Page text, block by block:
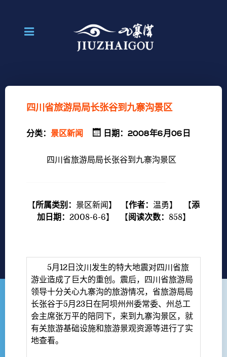
四川省旅游局局长张谷到九寨沟景区
分类： 景区新闻 日期：2008年6月06日
四川省旅游局局长张谷到九寨沟景区
【所属类别： 景区新闻 】 【作者： 温勇】 【添
加日期： 2008-6-6】 【阅读次数： 858】
5月12日汶川发生的特大地震对四川省旅
游业造成了巨大的重创。震后，四川省旅游局
领导十分关心九寨沟的旅游情况，省旅游局局
长张谷于5月23日在阿坝州州委常委、州总工
会主席张万平的陪同下，来到九寨沟景区，就
有关旅游基础设施和旅游景观资源等进行了实
地查看。